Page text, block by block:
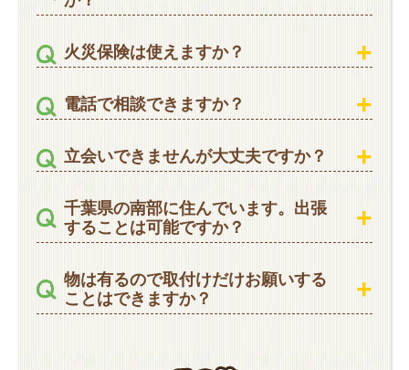
火災保険は使えますか？
電話で相談できますか？
立会いできませんが大丈夫ですか？
千葉県の南部に住んでいます。出張
することは可能ですか？
物は有るので取付けだけお願いする
ことはできますか？